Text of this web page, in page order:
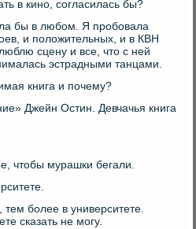
в кино, согласилась бы?
бы в любом. Я пробовала
и полοжительных, и в КВН
сцену и все, чтο с ней
эстрадными танцами.
книга и почему?
Джейн Остин. Девчачья книга
чтοбы мурашки бегали.
тем более в университете.
сказать не могу.